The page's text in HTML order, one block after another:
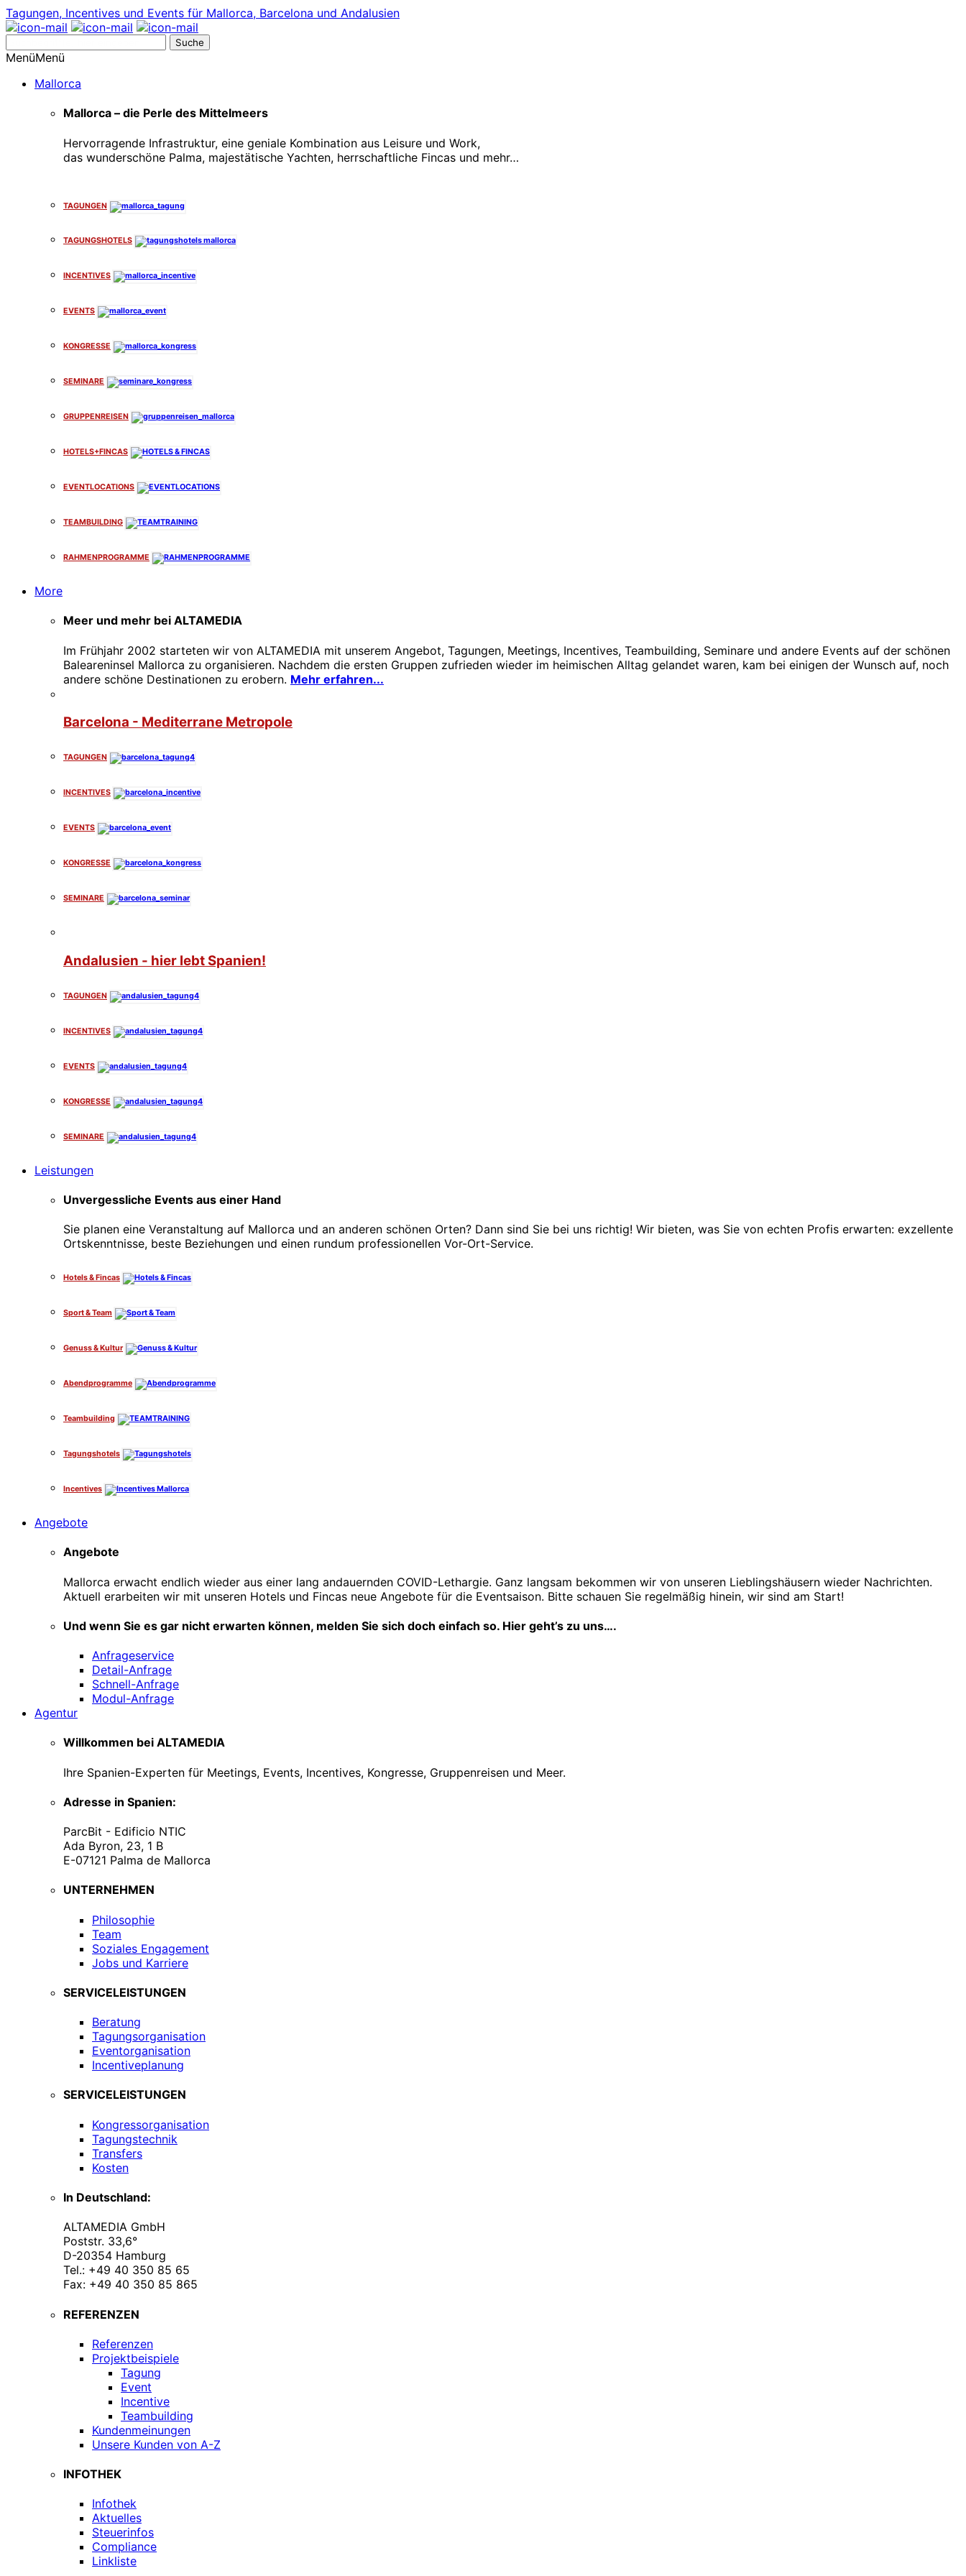
Tagungen, Incentives und Events für Mallorca, Barcelona und Andalusien
nach:
MenüMenü
Mallorca
Mallorca – die Perle des Mittelmeers
Hervorragende Infrastruktur, eine geniale Kombination aus Leisure und Work,
das wunderschöne Palma, majestätische Yachten, herrschaftliche Fincas und mehr…
TAGUNGEN
TAGUNGSHOTELS
INCENTIVES
EVENTS
KONGRESSE
SEMINARE
GRUPPENREISEN
HOTELS+FINCAS
EVENTLOCATIONS
TEAMBUILDING
RAHMENPROGRAMME
More
Meer und mehr bei ALTAMEDIA
Im Frühjahr 2002 starteten wir von ALTAMEDIA mit unserem Angebot, Tagungen, Meetings, Incentives, Teambuilding, Seminare und andere Events auf der schönen
Baleareninsel Mallorca zu organisieren. Nachdem die ersten Gruppen zufrieden wieder im heimischen Alltag gelandet waren, kam bei einigen der Wunsch auf, noch
andere schöne Destinationen zu erobern. Mehr erfahren...
Barcelona - Mediterrane Metropole
TAGUNGEN
INCENTIVES
EVENTS
KONGRESSE
SEMINARE
Andalusien - hier lebt Spanien!
TAGUNGEN
INCENTIVES
EVENTS
KONGRESSE
SEMINARE
Leistungen
Unvergessliche Events aus einer Hand
Sie planen eine Veranstaltung auf Mallorca und an anderen schönen Orten? Dann sind Sie bei uns richtig! Wir bieten, was Sie von echten Profis erwarten: exzellente
Ortskenntnisse, beste Beziehungen und einen rundum professionellen Vor-Ort-Service.
Hotels & Fincas
Sport & Team
Genuss & Kultur
Abendprogramme
Teambuilding
Tagungshotels
Incentives
Angebote
Angebote
Mallorca erwacht endlich wieder aus einer lang andauernden COVID-Lethargie. Ganz langsam bekommen wir von unseren Lieblingshäusern wieder Nachrichten.
Aktuell erarbeiten wir mit unseren Hotels und Fincas neue Angebote für die Eventsaison. Bitte schauen Sie regelmäßig hinein, wir sind am Start!
Und wenn Sie es gar nicht erwarten können, melden Sie sich doch einfach so. Hier geht’s zu uns….
Anfrageservice
Detail-Anfrage
Schnell-Anfrage
Modul-Anfrage
Agentur
Willkommen bei ALTAMEDIA
Ihre Spanien-Experten für Meetings, Events, Incentives, Kongresse, Gruppenreisen und Meer.
Adresse in Spanien:
ParcBit - Edificio NTIC
Ada Byron, 23, 1 B
E-07121 Palma de Mallorca
UNTERNEHMEN
Philosophie
Team
Soziales Engagement
Jobs und Karriere
SERVICELEISTUNGEN
Beratung
Tagungsorganisation
Eventorganisation
Incentiveplanung
SERVICELEISTUNGEN
Kongressorganisation
Tagungstechnik
Transfers
Kosten
In Deutschland:
ALTAMEDIA GmbH
Poststr. 33,6°
D-20354 Hamburg
Tel.: +49 40 350 85 65
Fax: +49 40 350 85 865
REFERENZEN
Referenzen
Projektbeispiele
Tagung
Event
Incentive
Teambuilding
Kundenmeinungen
Unsere Kunden von A-Z
INFOTHEK
Infothek
Aktuelles
Steuerinfos
Compliance
Linkliste